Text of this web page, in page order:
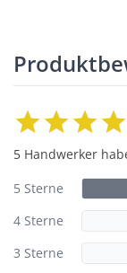
5 Handwerker
5 Sterne
4 Sterne
3 Sterne